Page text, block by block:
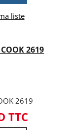
liste
2619
2619
TTC